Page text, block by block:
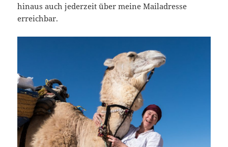
hinaus auch jederzeit über meine Mailadresse
erreichbar.